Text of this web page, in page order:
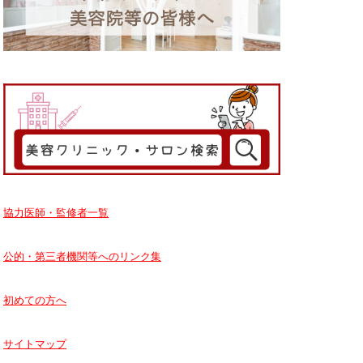
協力医師・監修者一覧
公的・第三者機関等へのリンク集
初めての方へ
サイトマップ